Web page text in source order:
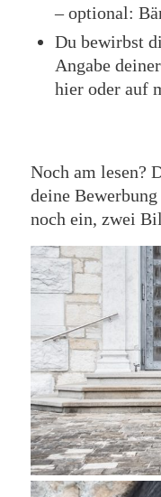
– optional:
Du bewirbst
Angabe
hier oder auf
Noch am lesen?
deine
noch ein, zwei